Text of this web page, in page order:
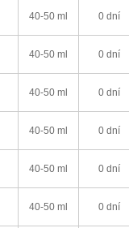
40-50 ml 0 dní
40-50 ml 0 dní
40-50 ml 0 dní
40-50 ml 0 dní
40-50 ml 0 dní
40-50 ml 0 dní